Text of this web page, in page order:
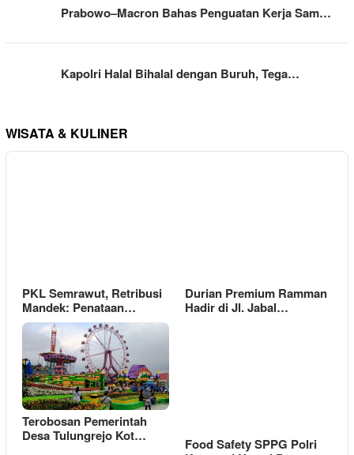
Prabowo–Macron Bahas Penguatan Kerja Sam…
Kapolri Halal Bihalal dengan Buruh, Tega…
WISATA & KULINER
PKL Semrawut, Retribusi
Mandek: Penataan…
Durian Premium Ramman
Hadir di Jl. Jabal…
Terobosan Pemerintah
Desa Tulungrejo Kot…
Food Safety SPPG Polri